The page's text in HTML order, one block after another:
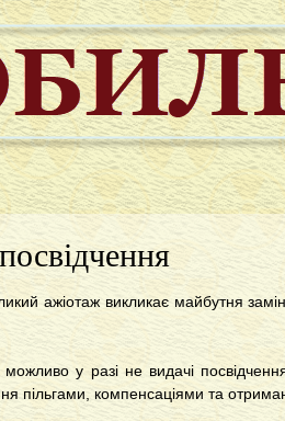
ажіотаж викликає майбутня
у разі не видачі
пільгами, компенсаціями та